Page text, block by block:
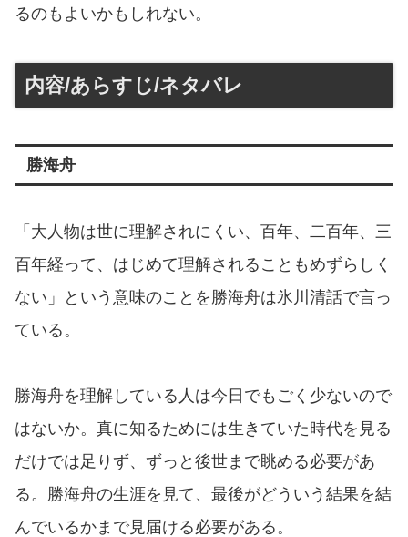
るのもよいかもしれない。
内容/あらすじ/ネタバレ
勝海舟
「大人物は世に理解されにくい、百年、二百年、三
百年経って、はじめて理解されることもめずらしく
ない」という意味のことを勝海舟は氷川清話で言っ
ている。
勝海舟を理解している人は今日でもごく少ないので
はないか。真に知るためには生きていた時代を見る
だけでは足りず、ずっと後世まで眺める必要があ
る。勝海舟の生涯を見て、最後がどういう結果を結
んでいるかまで見届ける必要がある。